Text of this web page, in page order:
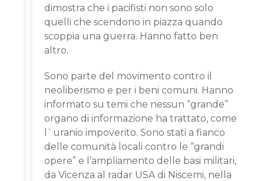
dimostra che i pacifisti non sono solo
quelli che scendono in piazza quando
scoppia una guerra. Hanno fatto ben
altro.
Sono parte del movimento contro il
neoliberismo e per i beni comuni. Hanno
informato su temi che nessun “grande”
organo di informazione ha trattato, come
l`uranio impoverito. Sono stati a fianco
delle comunità locali contro le “grandi
opere” e l’ampliamento delle basi militari,
da Vicenza al radar USA di Niscemi, nella